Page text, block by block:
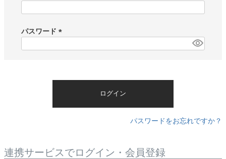
)
パスワード
ログイン
パスワードをお忘れですか？
連携サービスでログイン・会員登録